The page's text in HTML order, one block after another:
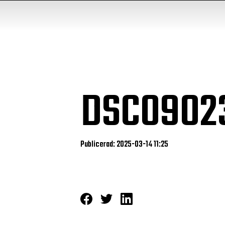
Publicerad: 2025-03-14 11:25